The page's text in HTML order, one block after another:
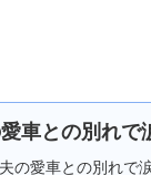
車との別れ
の愛車との別れで